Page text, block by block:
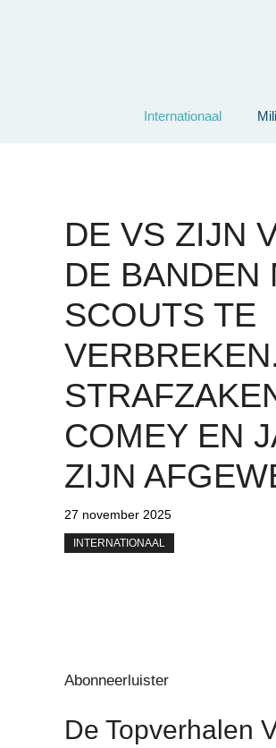
Internationaal
DE VS ZIJN
DE BANDEN
SCOUTS TE
COMEY EN
ZIJN
27 november 2025
INTERNATIONAAL
Abonneerluister
De Topverhalen